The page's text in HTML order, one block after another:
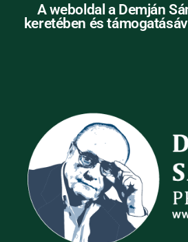
A weboldal a Demján
keretében és